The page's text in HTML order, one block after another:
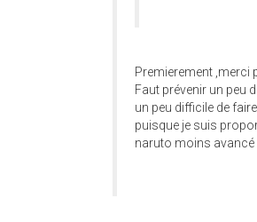
Premierement ,merci
Faut prévenir un peu
un peu difficile de
puisque je suis
naruto moins avancé